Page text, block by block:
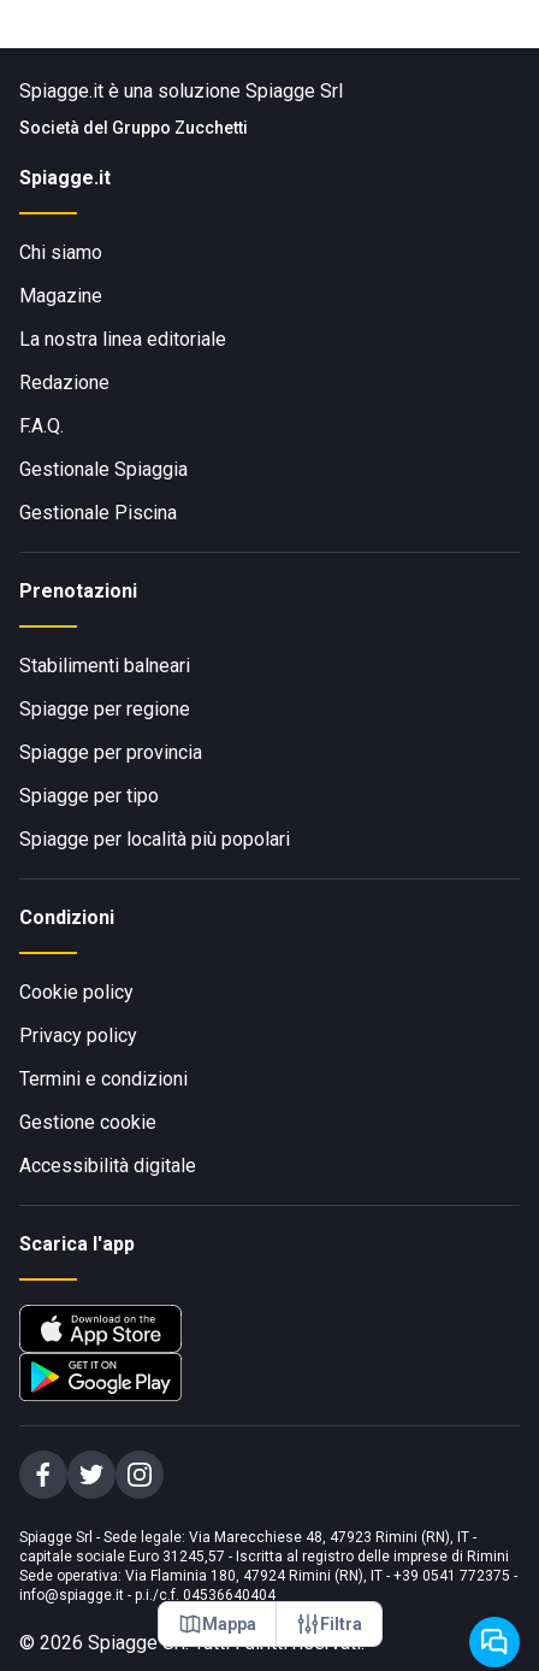
Mappa Filtra
Spiagge.it è una soluzione Spiagge Srl
Società del Gruppo Zucchetti
Spiagge.it
Chi siamo
Magazine
La nostra linea editoriale
Redazione
F.A.Q.
Gestionale Spiaggia
Gestionale Piscina
Prenotazioni
Stabilimenti balneari
Spiagge per regione
Spiagge per provincia
Spiagge per tipo
Spiagge per località più popolari
Condizioni
Cookie policy
Privacy policy
Termini e condizioni
Gestione cookie
Accessibilità digitale
Scarica l'app
Spiagge Srl - Sede legale: Via Marecchiese 48, 47923 Rimini (RN), IT -
capitale sociale Euro 31245,57 - Iscritta al registro delle imprese di Rimini
Sede operativa: Via Flaminia 180, 47924 Rimini (RN), IT - +39 0541 772375 -
info@spiagge.it - p.i./c.f. 04536640404
© 2026 Spiagge Srl. Tutti i diritti riservati.